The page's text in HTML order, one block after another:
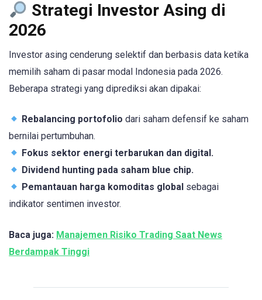
Strategi Investor Asing di
2026
Investor asing cenderung selektif dan berbasis data ketika
memilih saham di pasar modal Indonesia pada 2026.
Beberapa strategi yang diprediksi akan dipakai:
Rebalancing portofolio dari saham defensif ke saham
bernilai pertumbuhan.
Fokus sektor energi terbarukan dan digital.
Dividend hunting pada saham blue chip.
Pemantauan harga komoditas global sebagai
indikator sentimen investor.
Baca juga: Manajemen Risiko Trading Saat News
Berdampak Tinggi